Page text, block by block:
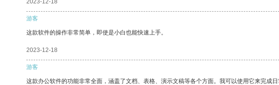
2023-12-18
游客
这款软件的操作非常简单，即使是小白也能快速上手。
2023-12-18
游客
这款办公软件的功能非常全面，涵盖了文档、表格、演示文稿等各个方面。我可以使用它来完成日